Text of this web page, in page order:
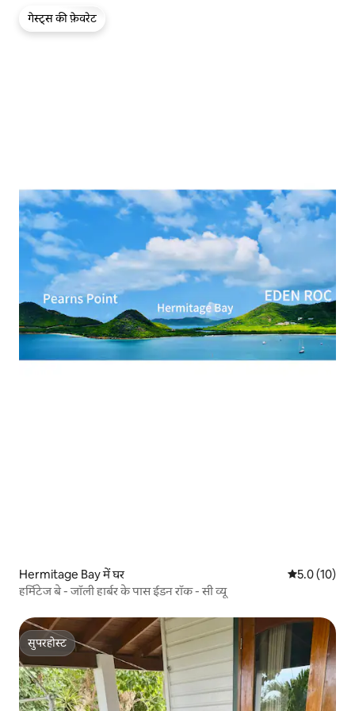
गेस्ट्स की फ़ेवरेट
गेस्ट्स की फ़ेवरेट
Hermitage Bay में घर औसत रेटिंग 5
5.0 (10)
हर्मिटेज बे - जॉली हार्बर के पास ईडन रॉक - सी व्यू
सुपरहोस्ट
सुपरहोस्ट